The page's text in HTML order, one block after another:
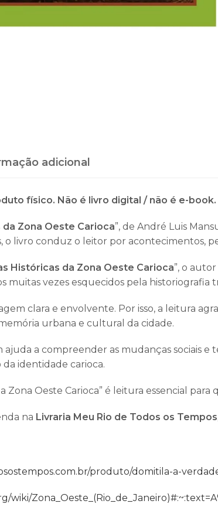
adicional
físico. Não é livro digital / não é e-book.
Zona Oeste Carioca”, de André Luis
o livro conduz o leitor por acontecimentos,
Históricas da Zona Oeste Carioca”, o
muitas vezes esquecidos pela historiografia
clara e envolvente. Por isso, a leitura
urbana e cultural da cidade.
a compreender as mudanças sociais e
identidade carioca.
Zona Oeste Carioca” é leitura essencial
na Livraria Meu Rio de Todos os Tempos
produto/domitila-a-
wiki/